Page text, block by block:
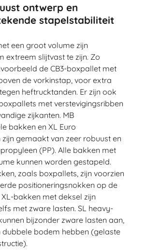
ontwerp en
stapelstabiliteit
een groot volume zijn
extreem slijtvast te zijn. Zo
de CB3-boxpallet met
de vorkinstap, voor extra
heftrucktanden. Er zijn ook
met verstevigingsribben
zijkanten. MB
bakken en XL Euro
gemaakt van zeer robuust en
(PP). Alle bakken met
kunnen worden gestapeld.
zoals boxpallets, zijn voorzien
positioneringsnokken op de
XL-bakken met deksel zijn
met zware lasten. SL heavy-
bijzonder zware lasten aan,
dubbele bodem hebben (gelaste